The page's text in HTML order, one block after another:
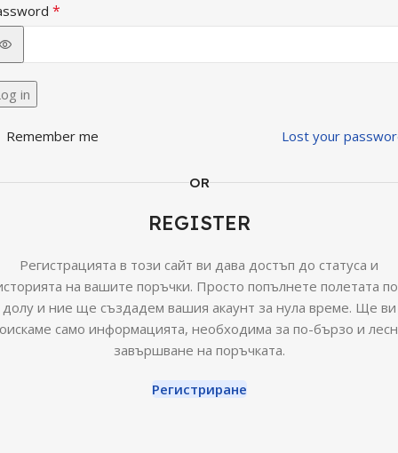
*
in
Lost your
Remember me
OR
REGISTER
Регистрацията в този сайт ви дава достъп до статуса и
на вашите поръчки. Просто попълнете полетата
долу и ние ще създадем вашия акаунт за нула време. Ще ви
само информацията, необходима за по-бързо и
завършване на поръчката.
Регистриране